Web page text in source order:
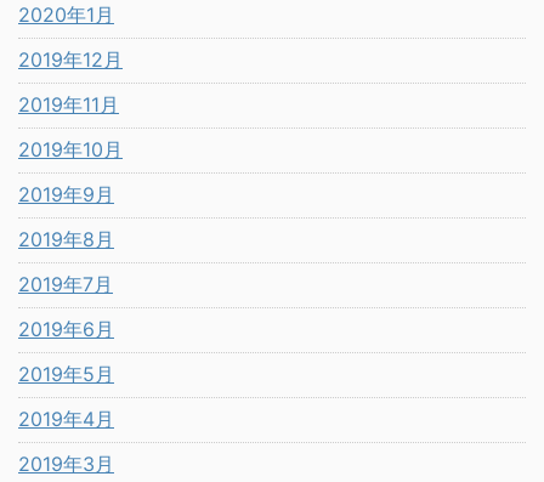
2020年1月
2019年12月
2019年11月
2019年10月
2019年9月
2019年8月
2019年7月
2019年6月
2019年5月
2019年4月
2019年3月